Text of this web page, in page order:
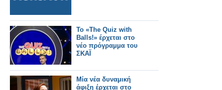
Το «The Quiz with
Balls!» έρχεται στο
νέο πρόγραμμα του
ΣΚΑΪ
Μία νέα δυναμική
άφιξη έρχεται στο